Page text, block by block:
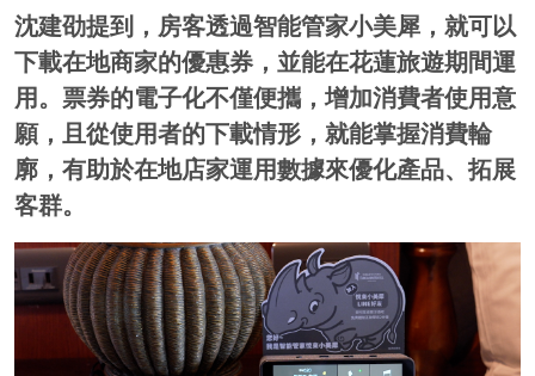
沈建劭提到，房客透過智能管家小美犀，就可以
下載在地商家的優惠券，並能在花蓮旅遊期間運
用。票券的電子化不僅便攜，增加消費者使用意
願，且從使用者的下載情形，就能掌握消費輪
廓，有助於在地店家運用數據來優化產品、拓展
客群。